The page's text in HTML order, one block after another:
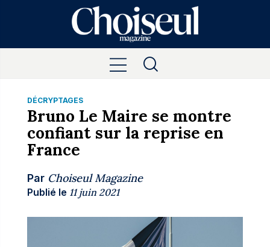
DÉCRYPTAGES
Bruno Le Maire se montre
confiant sur la reprise en
France
Par Choiseul Magazine
Publié le 11 juin 2021